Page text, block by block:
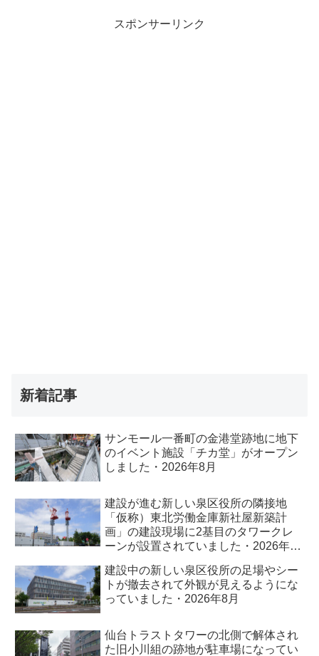
スポンサーリンク
新着記事
サンモール一番町の金港堂跡地に地下
のイベント施設「チカ堂」がオープン
しました・2026年8月
建設が進む新しい泉区役所の隣接地
「仮称）東北労働金庫新社屋新築計
画」の建設現場に2基目のタワークレ
ーンが設置されていました・2026年8
建設中の新しい泉区役所の足場やシー
トが撤去されて外観が見えるようにな
っていました・2026年8月
仙台トラストタワーの北側で解体され
た旧小川組の跡地が駐車場になってい